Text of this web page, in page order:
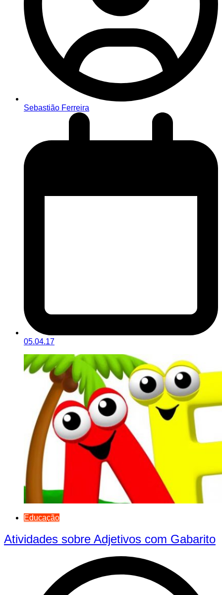
Sebastião Ferreira
05.04.17
Educação
Atividades sobre Adjetivos com Gabarito